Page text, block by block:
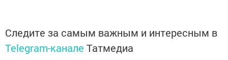
Следите за самым важным и интересным в
Telegram-канале Татмедиа